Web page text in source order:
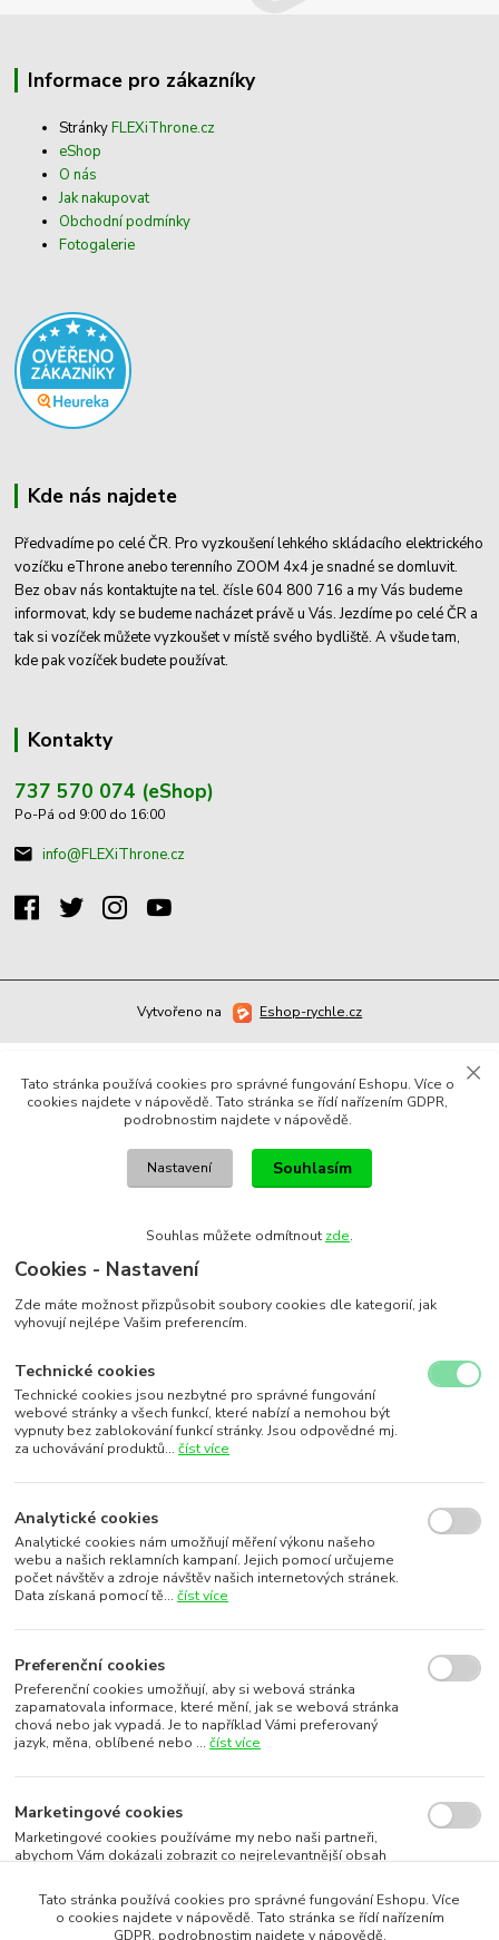
Informace pro zákazníky
StránkyFLEXiThrone.cz
eShop
O nás
Jak nakupovat
Obchodní podmínky
Fotogalerie
Kde nás najdete
Předvadíme po celé ČR. Pro vyzkoušení lehkého skládacího elektrického
vozíčku eThrone anebo terenního ZOOM 4x4 je snadné se domluvit.
Bez obav nás kontaktujte na tel. čísle 604 800 716 a my Vás budeme
informovat, kdy se budeme nacházet právě u Vás. Jezdíme po celé ČR a
tak si vozíček můžete vyzkoušet v místě svého bydliště. A všude tam,
kde pak vozíček budete používat.
Kontakty
737 570 074 (eShop)
Po-Pá od 9:00 do 16:00
info@FLEXiThrone.cz
Vytvořeno na Eshop-rychle.cz
Tato stránka používá cookies pro správné fungování Eshopu. Více o
cookies najdete v nápovědě. Tato stránka se řídí nařízením GDPR,
podrobnostim najdete v nápovědě.
Nastavení Souhlasím
Souhlas můžete odmítnout zde.
Cookies - Nastavení
Zde máte možnost přizpůsobit soubory cookies dle kategorií, jak
vyhovují nejlépe Vašim preferencím.
Technické cookies
Technické cookies jsou nezbytné pro správné fungování
webové stránky a všech funkcí, které nabízí a nemohou být
vypnuty bez zablokování funkcí stránky. Jsou odpovědné mj.
za uchovávání produktů...číst více
Analytické cookies
Analytické cookies nám umožňují měření výkonu našeho
webu a našich reklamních kampaní. Jejich pomocí určujeme
počet návštěv a zdroje návštěv našich internetových stránek.
Data získaná pomocí tě...číst více
Preferenční cookies
Preferenční cookies umožňují, aby si webová stránka
zapamatovala informace, které mění, jak se webová stránka
chová nebo jak vypadá. Je to například Vámi preferovaný
jazyk, měna, oblíbené nebo ...číst více
Marketingové cookies
Marketingové cookies používáme my nebo naši partneři,
abychom Vám dokázali zobrazit co nejrelevantnější obsah
subjektů. To je možn... číst více
Tato stránka používá cookies pro správné fungování Eshopu. Více
o cookies najdete v nápovědě. Tato stránka se řídí nařízením
GDPR, podrobnostim najdete v nápovědě.